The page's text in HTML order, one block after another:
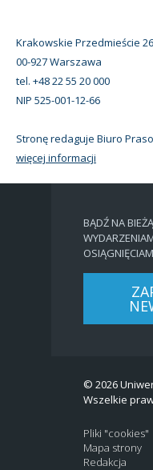
Krakowskie Przedmieście
00-927 Warszawa
tel. +48 22 55 20 000
NIP 525-001-12-66
Stronę redaguje Biuro
więcej informacji
BĄDŹ NA
© 2026
Wszelkie
Pliki "cookies"
Mapa strony
Redakcja